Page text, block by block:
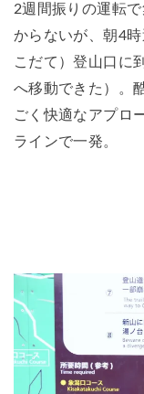
2週間振りの運転
からないが、朝4
こだて）登山口に
へ移動できた）。
ごく快適なアプロ
ラインで一発。